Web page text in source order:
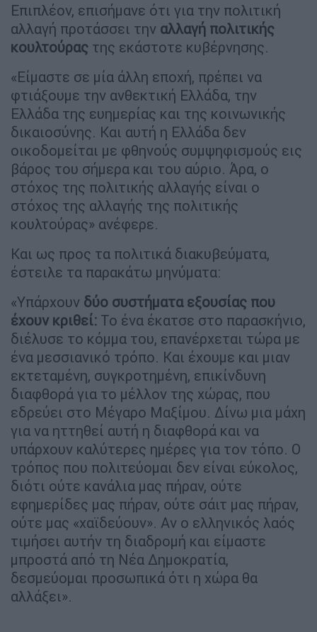
Επιπλέον, επισήμανε ότι για την πολιτική
αλλαγή προτάσσει την αλλαγή πολιτικής
κουλτούρας της εκάστοτε κυβέρνησης.
«Είμαστε σε μία άλλη εποχή, πρέπει να
φτιάξουμε την ανθεκτική Ελλάδα, την
Ελλάδα της ευημερίας και της κοινωνικής
δικαιοσύνης. Και αυτή η Ελλάδα δεν
οικοδομείται με φθηνούς συμψηφισμούς εις
βάρος του σήμερα και του αύριο. Άρα, ο
στόχος της πολιτικής αλλαγής είναι ο
στόχος της αλλαγής της πολιτικής
κουλτούρας» ανέφερε.
Και ως προς τα πολιτικά διακυβεύματα,
έστειλε τα παρακάτω μηνύματα:
«Υπάρχουν δύο συστήματα εξουσίας που
έχουν κριθεί: Το ένα έκατσε στο παρασκήνιο,
διέλυσε το κόμμα του, επανέρχεται τώρα με
ένα μεσσιανικό τρόπο. Και έχουμε και μιαν
εκτεταμένη, συγκροτημένη, επικίνδυνη
διαφθορά για το μέλλον της χώρας, που
εδρεύει στο Μέγαρο Μαξίμου. Δίνω μια μάχη
για να ηττηθεί αυτή η διαφθορά και να
υπάρχουν καλύτερες ημέρες για τον τόπο. Ο
τρόπος που πολιτεύομαι δεν είναι εύκολος,
διότι ούτε κανάλια μας πήραν, ούτε
εφημερίδες μας πήραν, ούτε σάιτ μας πήραν,
ούτε μας «χαϊδεύουν». Αν ο ελληνικός λαός
τιμήσει αυτήν τη διαδρομή και είμαστε
μπροστά από τη Νέα Δημοκρατία,
δεσμεύομαι προσωπικά ότι η χώρα θα
αλλάξει».